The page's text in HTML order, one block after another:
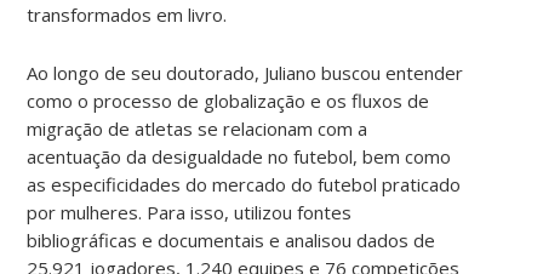
transformados em livro.
Ao longo de seu doutorado, Juliano buscou entender
como o processo de globalização e os fluxos de
migração de atletas se relacionam com a
acentuação da desigualdade no futebol, bem como
as especificidades do mercado do futebol praticado
por mulheres. Para isso, utilizou fontes
bibliográficas e documentais e analisou dados de
25.921 jogadores, 1.240 equipes e 76 competições